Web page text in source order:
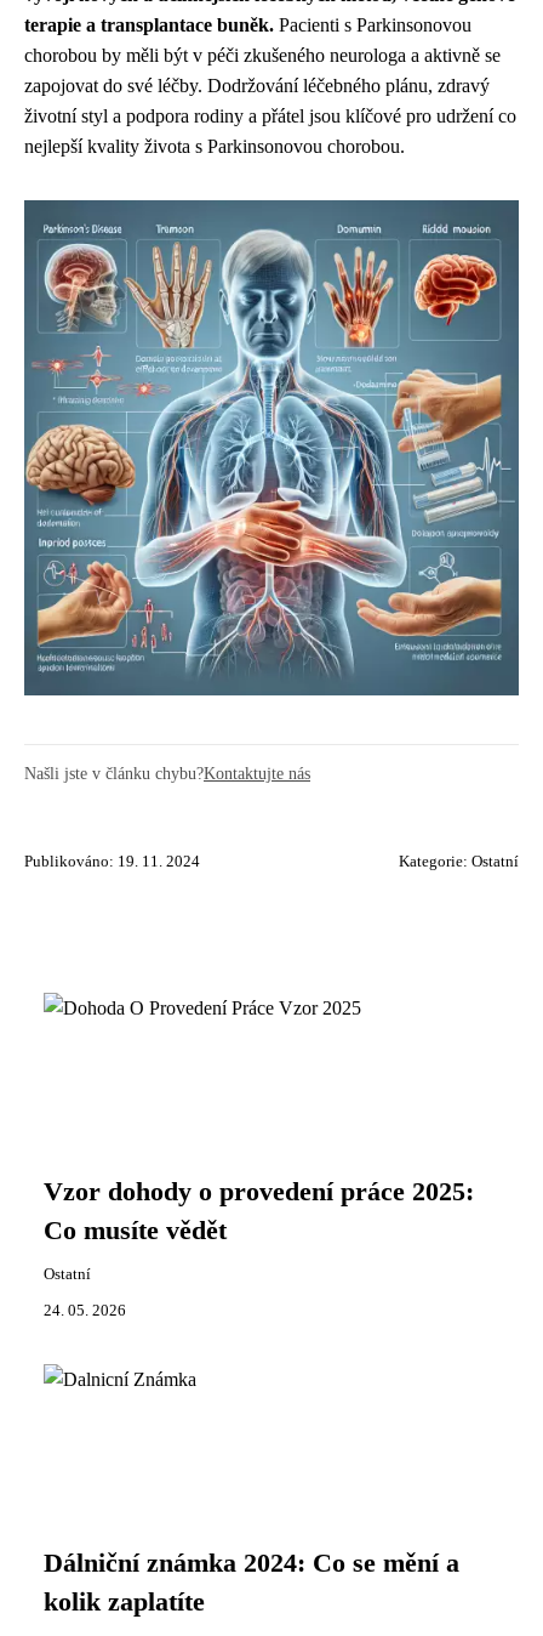
terapie a transplantace buněk. Pacienti s Parkinsonovou
chorobou by měli být v péči zkušeného neurologa a aktivně se
zapojovat do své léčby. Dodržování léčebného plánu, zdravý
životní styl a podpora rodiny a přátel jsou klíčové pro udržení co
nejlepší kvality života s Parkinsonovou chorobou.
Našli jste v článku chybu?Kontaktujte nás
Publikováno: 19. 11. 2024 Kategorie: Ostatní
Vzor dohody o provedení práce 2025:
Co musíte vědět
Ostatní
24. 05. 2026
Dálniční známka 2024: Co se mění a
kolik zaplatíte